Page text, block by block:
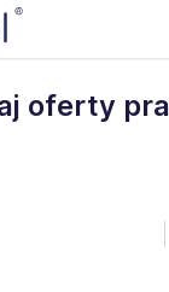
oferty